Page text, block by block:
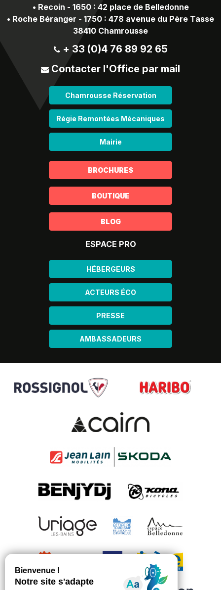
• Recoin - 1650 : 42 place de Belledonne
• Roche Béranger - 1750 : 478 avenue du Père Tasse
38410 Chamrousse
+ 33 (0)4 76 89 92 65
Contacter l'Office par mail
Chamrousse Réservation
Régie Remontées Mécaniques
Mairie
BROCHURES
BOUTIQUE
BLOG
ESPACE PRO
HÉBERGEURS
ACTEURS ÉCO
PRESSE
AMBASSADEURS